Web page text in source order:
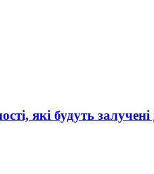
які будуть